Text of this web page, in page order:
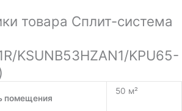
товара Сплит-система
KSUNB53HZAN1/KPU65-
помещения
50 м²